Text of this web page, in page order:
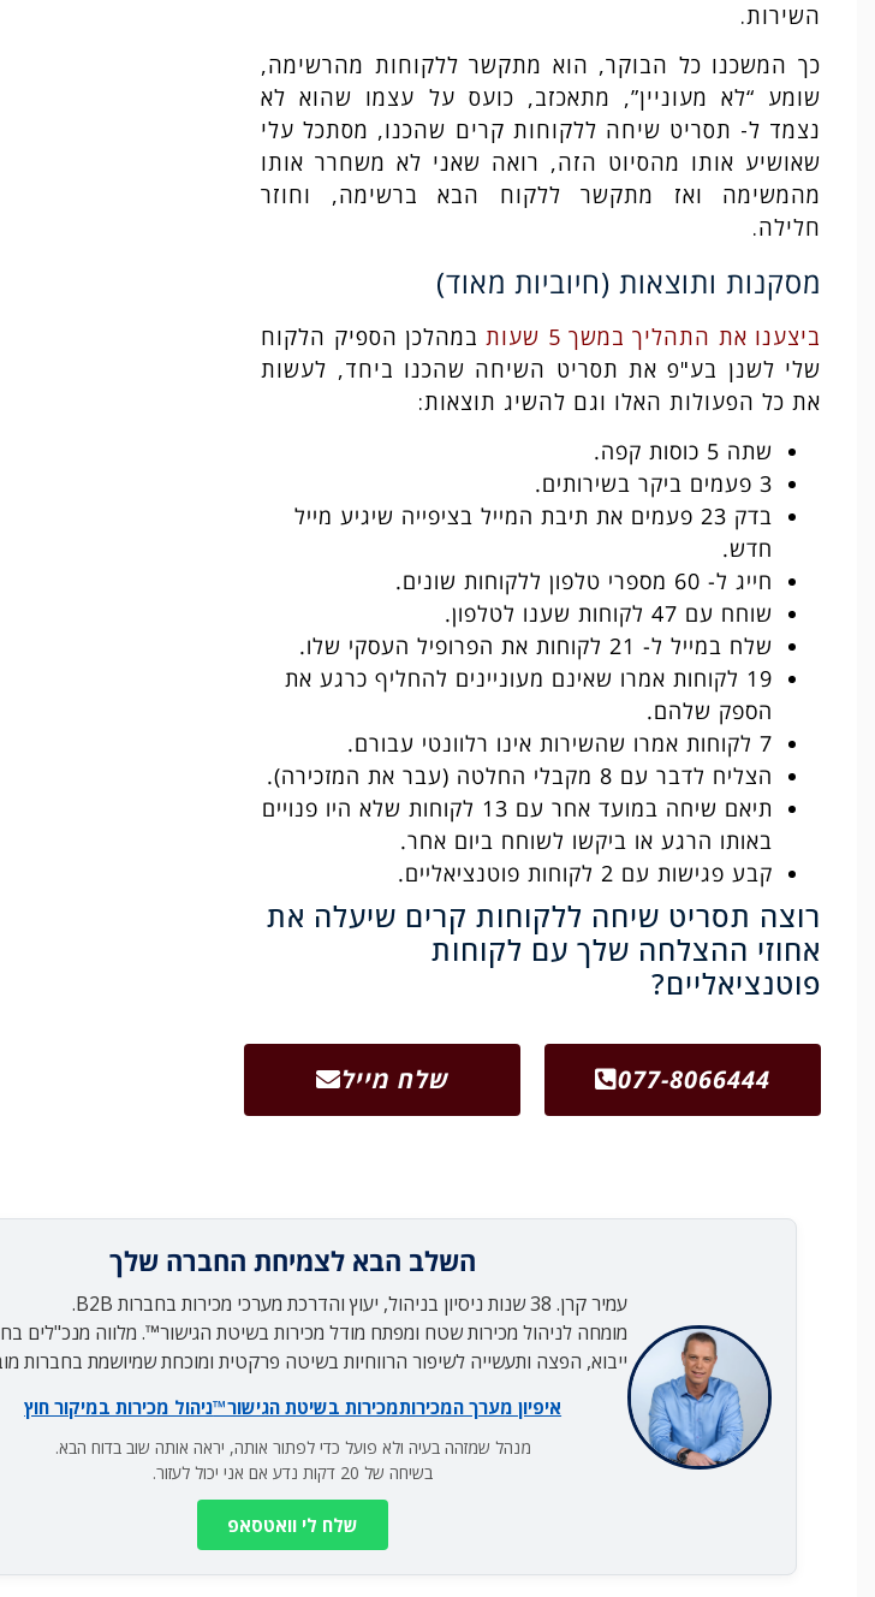
השירות.
כך המשכנו כל הבוקר, הוא מתקשר ללקוחות מהרשימה,
שומע “לא מעוניין”, מתאכזב, כועס על עצמו שהוא לא
נצמד ל- תסריט שיחה ללקוחות קרים שהכנו, מסתכל עלי
שאושיע אותו מהסיוט הזה, רואה שאני לא משחרר אותו
מהמשימה ואז מתקשר ללקוח הבא ברשימה, וחוזר
חלילה.
מסקנות ותוצאות (חיוביות מאוד)
ביצענו את התהליך במשך 5 שעות
במהלכן הספיק הלקוח
שלי לשנן בע"פ את תסריט השיחה שהכנו ביחד, לעשות
את כל הפעולות האלו וגם להשיג תוצאות:
שתה 5 כוסות קפה.
3 פעמים ביקר בשירותים.
בדק 23 פעמים את תיבת המייל בציפייה שיגיע מייל
חדש.
חייג ל- 60 מספרי טלפון ללקוחות שונים.
שוחח עם 47 לקוחות שענו לטלפון.
שלח במייל ל- 21 לקוחות את הפרופיל העסקי שלו.
19 לקוחות אמרו שאינם מעוניינים להחליף כרגע את
הספק שלהם.
7 לקוחות אמרו שהשירות אינו רלוונטי עבורם.
הצליח לדבר עם 8 מקבלי החלטה (עבר את המזכירה).
תיאם שיחה במועד אחר עם 13 לקוחות שלא היו פנויים
באותו הרגע או ביקשו לשוחח ביום אחר.
קבע פגישות עם 2 לקוחות פוטנציאליים.
רוצה תסריט שיחה ללקוחות קרים שיעלה את
אחוזי ההצלחה שלך עם לקוחות
פוטנציאליים?
077-8066444 שלח מייל
השלב הבא לצמיחת החברה שלך
עמיר קרן. 38 שנות ניסיון בניהול, יעוץ והדרכת מערכי מכירות בחברות B2B.
מומחה לניהול מכירות שטח ומפתח מודל מכירות בשיטת הגישור™. מלווה מנכ"לים
ייבוא, הפצה ותעשייה לשיפור הרווחיות בשיטה פרקטית ומוכחת שמיושמת בחברות
איפיון מערך המכירותמכירות בשיטת הגישור™ניהול מכירות במיקור חוץ
מנהל שמזהה בעיה ולא פועל כדי לפתור אותה, יראה אותה שוב בדוח הבא.
בשיחה של 20 דקות נדע אם אני יכול לעזור.
שלח לי וואטסאפ